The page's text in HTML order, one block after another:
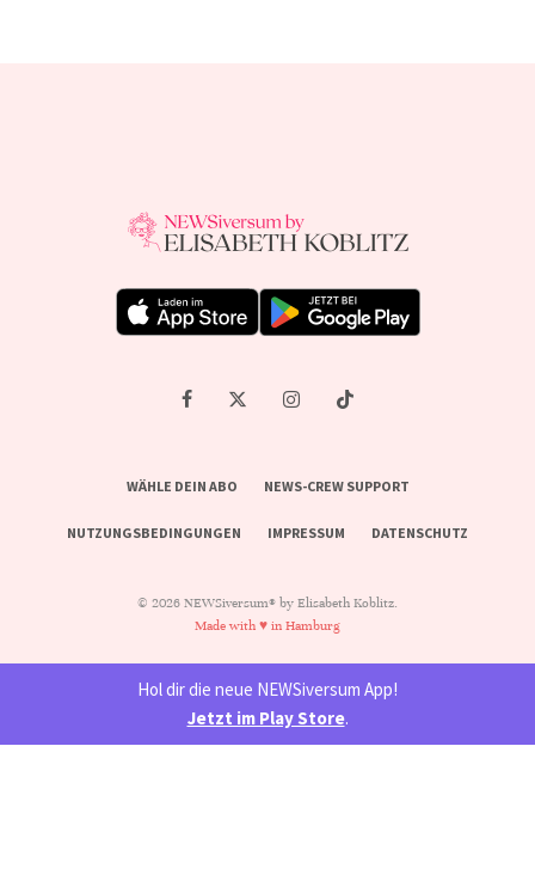
WÄHLE DEIN ABO NEWS-CREW SUPPORT
NUTZUNGSBEDINGUNGEN IMPRESSUM DATENSCHUTZ
© 2026 NEWSiversum® by Elisabeth Koblitz.
Made with ♥ in Hamburg
Hol dir die neue NEWSiversum App!
Jetzt im Play Store.